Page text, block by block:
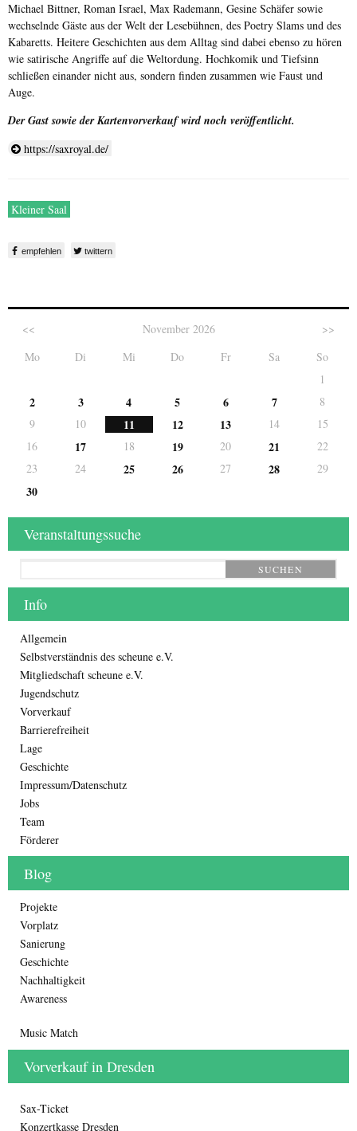
Michael Bittner, Roman Israel, Max Rademann, Gesine Schäfer sowie
wechselnde Gäste aus der Welt der Lesebühnen, des Poetry Slams und des
Kabaretts. Heitere Geschichten aus dem Alltag sind dabei ebenso zu hören
wie satirische Angriffe auf die Weltordung. Hochkomik und Tiefsinn
schließen einander nicht aus, sondern finden zusammen wie Faust und
Auge.
Der Gast sowie der Kartenvorverkauf wird noch veröffentlicht.
https://saxroyal.de/
Kleiner Saal
empfehlen twittern
<< November 2026
>>
Mo
Di Mi Do Fr Sa
So
1
2 3 4 5 6 7
8
9
10 11 12 13 14
15
16
17 18 19 20 21
22
23
24 25 26 27 28 29
30
Veranstaltungssuche
SUCHEN
Info
Allgemein
Selbstverständnis des scheune e.V.
Mitgliedschaft scheune e.V.
Jugendschutz
Vorverkauf
Barrierefreiheit
Lage
Geschichte
Impressum/Datenschutz
Jobs
Team
Förderer
Blog
Projekte
Vorplatz
Sanierung
Geschichte
Nachhaltigkeit
Awareness
Music Match
Vorverkauf in Dresden
Sax-Ticket
Konzertkasse Dresden